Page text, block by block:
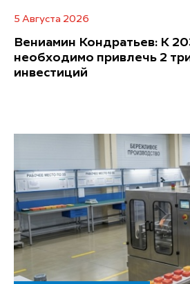
5 Августа 2026
Вениамин Кондратьев: К
необходимо привлечь 2
инвестиций